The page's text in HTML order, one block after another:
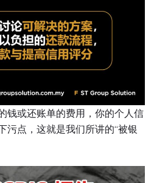
钱或还账单的费用，你的个人信
污点，这就是我们所讲的“被银